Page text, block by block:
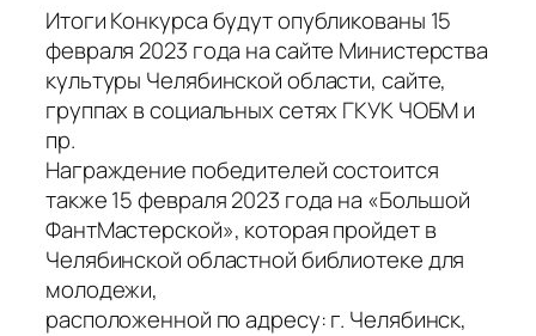
Итоги Конкурса будут опубликованы 15
февраля 2023 года на сайте Министерства
культуры Челябинской области, сайте,
группах в социальных сетях ГКУК ЧОБМ и
пр.
Награждение победителей состоится
также 15 февраля 2023 года на «Большой
ФантМастерской», которая пройдет в
Челябинской областной библиотеке для
молодежи,
расположенной по адресу: г. Челябинск,